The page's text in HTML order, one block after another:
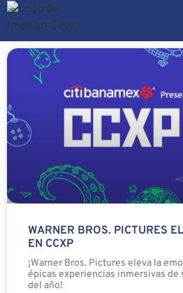
WARNER BROS. PICTURES
EN CCXP
¡Warner Bros. Pictures eleva la
épicas experiencias inmersivas de
del año!